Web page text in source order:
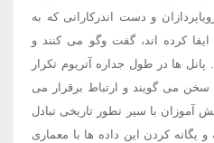
و دست اندرکارانی که به
کرده اند، گفت وگو می کنند و
پانل ها در طول جداره آتریوم تکرار
می گویند و ارتباط برقرار می
آموزان با سیر تطور تاریخی تبادل
یگانه کردن این داده ها با معماری